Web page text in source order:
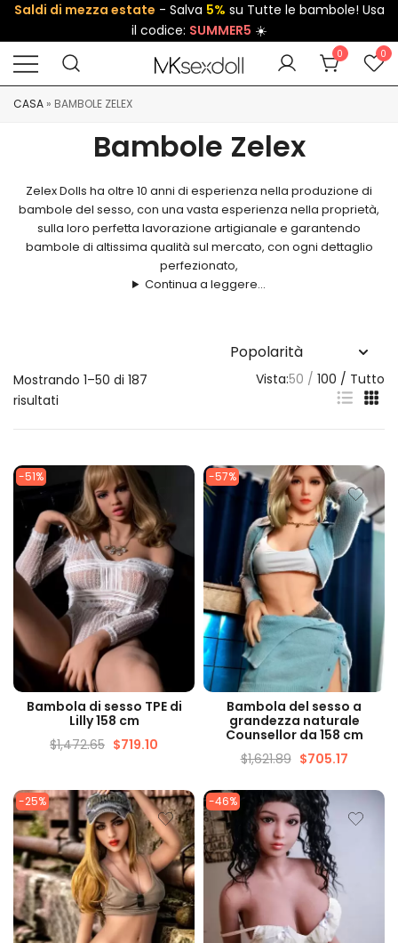
Saldi di mezza estate - Salva 5% su Tutte le bambole! Usa
il codice: SUMMER5 ☀️
0 0
CASA » BAMBOLE ZELEX
Bambole Zelex
Zelex Dolls ha oltre 10 anni di esperienza nella produzione di
bambole del sesso, con una vasta esperienza nella proprietà,
sulla loro perfetta lavorazione artigianale e garantendo
bambole di altissima qualità sul mercato, con ogni dettaglio
perfezionato,
Continua a leggere...
Mostrando 1–50 di 187
risultati
Vista:50 100 Tutto
-51%
VISUALIZZAZIONE
VELOCE
Bambola di sesso TPE di
Lilly 158 cm
$1,472.65 $719.10
-57%
VISUALIZZAZIONE
VELOCE
Bambola del sesso a
grandezza naturale
Counsellor da 158 cm
$1,621.89 $705.17
-25% -46%